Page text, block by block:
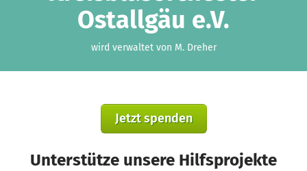
Ostallgäu e.V.
wird verwaltet von M. Dreher
Jetzt spenden
Unterstütze unsere Hilfsprojekte